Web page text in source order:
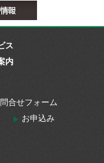
ス
内
合せフォーム
お申込み